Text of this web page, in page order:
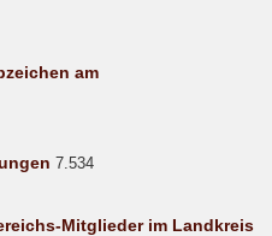
am
7.534
Mitglieder im Landkreis